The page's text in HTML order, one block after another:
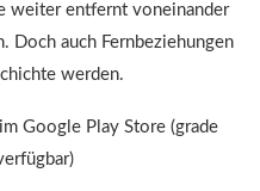
weiter entfernt voneinander
Doch auch Fernbeziehungen
werden.
Google Play Store (grade